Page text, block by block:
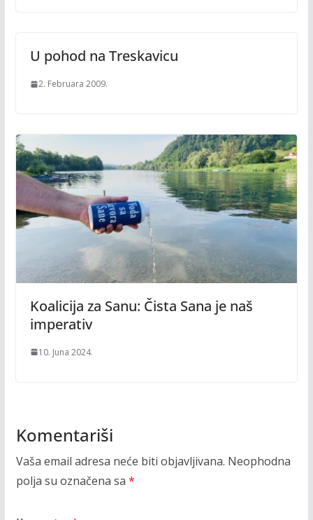
U pohod na Treskavicu
2. Februara 2009.
Koalicija za Sanu: Čista Sana je naš
imperativ
10. Juna 2024.
Komentariši
Vaša email adresa neće biti objavljivana. Neophodna
polja su označena sa *